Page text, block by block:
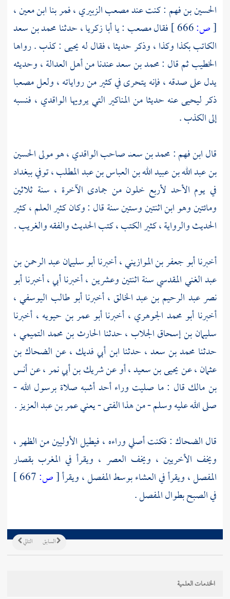
الحسين بن فهم : كنت عندمصعب الزبيري، فمر بناابن معين،
[ص: فقالمصعب : ياأبا زكريا، حدثنامحمد بن سعد
الكاتببكذا وكذا ، وذكر حديثا ، فقال لهيحيى: كذب . رواها
الخطيبثم قال :محمد بن سعدعندنا من أهل العدالة ، وحديثه
يدل على صدقه ، فإنه يتحرى في كثير من رواياته ، ولعلمصعبا
ذكرليحيىعنه حديثا من المناكير التي يرويها الواقدي ، فنسبه
إلى الكذب .
قالابن فهم:محمد بن سعد صاحب الواقدي، هو مولىالحسين
بن عبد الله بن عبيد الله بن العباس بن عبد المطلب، توفيببغداد
في يوم الأحد لأربع خلون من جمادى الآخرة ، سنة ثلاثين
ومائتين وهو ابن اثنتين وستين سنة قال : وكان كثير العلم ، كثير
الحديث والرواية ، كثير الكتب ، كتب الحديث والفقه والغريب .
أخبرناأبو جعفر بن الموازيني، أخبرناأبو سليمان عبد الرحمن بن
عبد الغني المقدسيسنة اثنتين وعشرين ، أخبرنا أبي ، أخبرناأبو
نصر عبد الرحيم بن عبد الخالق، أخبرناأبو طالب اليوسفي،
أخبرنا أبو محمد الجوهري ، أخبرناأبو عمر بن حيويه ، أخبرنا
سليمان بن إسحاق الجلاب ، حدثنا الحارث بن محمد التميمي،
حدثنا محمد بن سعد، حدثنا ابن أبي فديك ، عنالضحاك بن
عثمان، عنيحيى بن سعيد، أو عنشريك بن أبي نمر، عنأنس
بن مالك قال : ما صليت وراء أحد أشبه صلاة برسول الله -
صلى الله عليه وسلم - من هذا الفتى - يعنيعمر بن عبد العزيز.
قالالضحاك : فكنت أصلي وراءه ، فيطيل الأوليين من الظهر ،
ويخف الأخريين ، ويخف العصر ، ويقرأ في المغرب بقصار
المفصل ، ويقرأ في العشاء بوسط المفصل ، ويقرأ[ص:
في الصبح بطوال المفصل .
التالي السابق
الخدمات العلمية